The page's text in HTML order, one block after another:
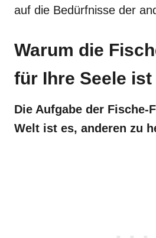
auf die Bedürfnisse der
Warum die
für Ihre Seele ist
Die Aufgabe der Fische-
Welt ist es, anderen zu